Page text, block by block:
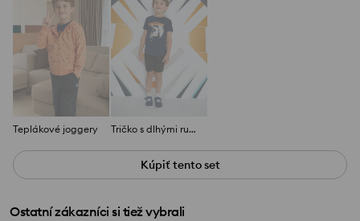
Teplákové joggery Tričko s dlhými rukávmi a potlačou
Kúpiť tento set
Ostatní zákazníci si tiež vybrali